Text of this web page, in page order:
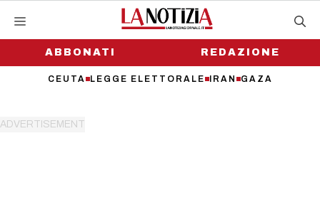
contenutoABBONATI
CEUTA LEGGE ELETTORALE IRAN GAZA
REDAZIONE